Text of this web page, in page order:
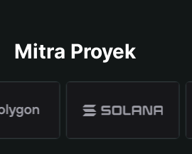
Mitra Proyek